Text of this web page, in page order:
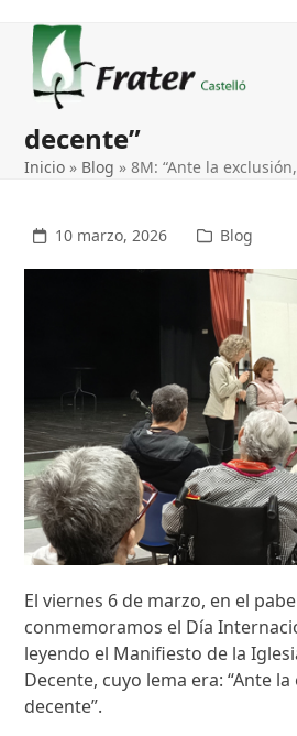
Open
mobile
menu
Close
mobile
menu
decente”
Inicio » Blog »8M: “Ante la
10 marzo, 2026 Blog
El viernes 6 de marzo, en el
conmemoramos el Día
leyendo el Manifiesto de la
Decente, cuyo lema era: “Ante
decente”.